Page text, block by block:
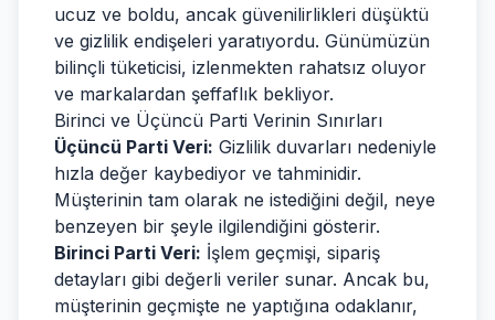
ucuz ve boldu, ancak güvenilirlikleri düşüktü
ve gizlilik endişeleri yaratıyordu. Günümüzün
bilinçli tüketicisi, izlenmekten rahatsız oluyor
ve markalardan şeffaflık bekliyor.
Birinci ve Üçüncü Parti Verinin Sınırları
Üçüncü Parti Veri: Gizlilik duvarları nedeniyle
hızla değer kaybediyor ve tahminidir.
Müşterinin tam olarak ne istediğini değil, neye
benzeyen bir şeyle ilgilendiğini gösterir.
Birinci Parti Veri: İşlem geçmişi, sipariş
detayları gibi değerli veriler sunar. Ancak bu,
müşterinin geçmişte ne yaptığına odaklanır,